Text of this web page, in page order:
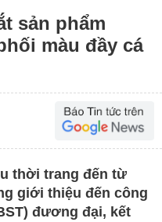
sản phẩm
màu đầy cá
thời trang đến từ
giới thiệu đến công
đương đại, kết